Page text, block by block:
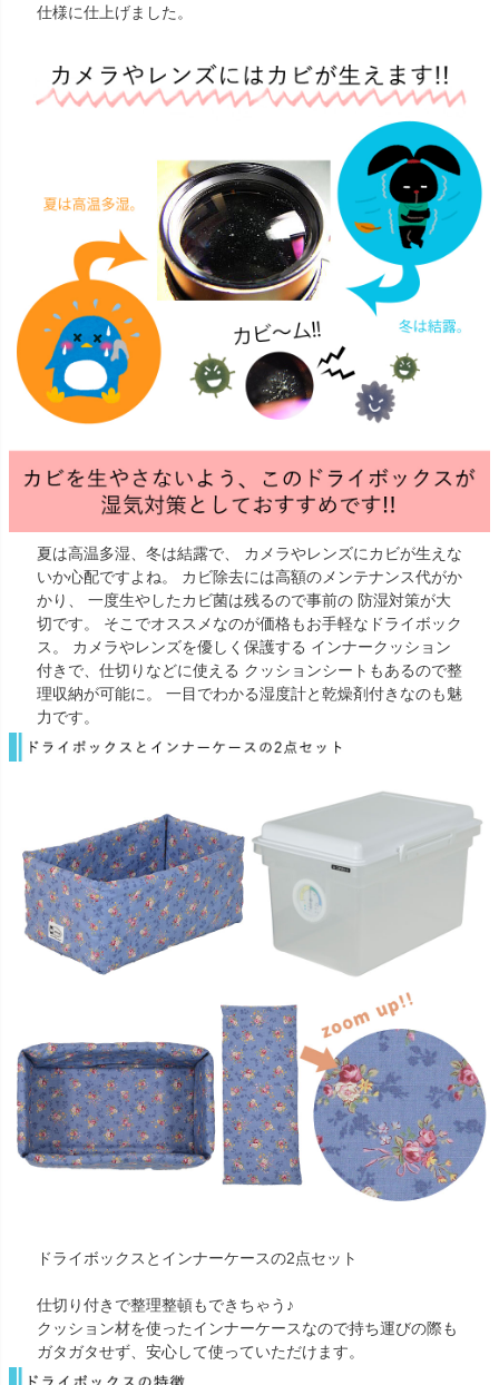
仕様に仕上げました。
夏は高温多湿、冬は結露で、 カメラやレンズにカビが生えな
いか心配ですよね。 カビ除去には高額のメンテナンス代がか
かり、 一度生やしたカビ菌は残るので事前の 防湿対策が大
切です。 そこでオススメなのが価格もお手軽なドライボック
ス。 カメラやレンズを優しく保護する インナークッション
付きで、仕切りなどに使える クッションシートもあるので整
理収納が可能に。 一目でわかる湿度計と乾燥剤付きなのも魅
力です。
ドライボックスとインナーケースの2点セット
仕切り付きで整理整頓もできちゃう♪
クッション材を使ったインナーケースなので持ち運びの際も
ガタガタせず、安心して使っていただけます。